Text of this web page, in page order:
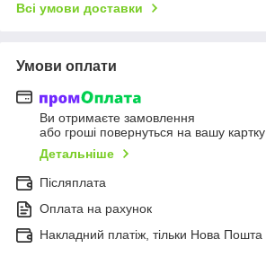
Всі умови доставки
Умови оплати
Ви отримаєте замовлення
або гроші повернуться на вашу картку
Детальніше
Післяплата
Оплата на рахунок
Накладний платіж, тільки Нова Пошта